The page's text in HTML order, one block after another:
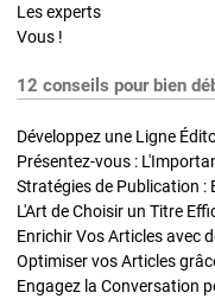
Les experts
Vous !
12 conseils pour bien
Développez une Ligne
Présentez-vous :
L'Art de Choisir un Titre
Optimiser vos Articles
Engagez la Conversation